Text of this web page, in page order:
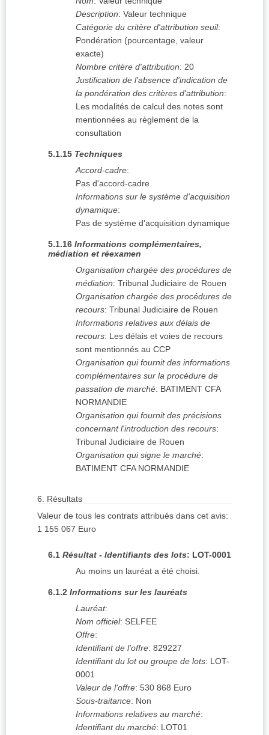
Description: Valeur technique
Catégorie du critère d'attribution seuil:
Pondération (pourcentage, valeur
exacte)
Nombre critère d'attribution: 20
Justification de l'absence d'indication de
la pondération des critères d'attribution:
Les modalités de calcul des notes sont
mentionnées au règlement de la
consultation
5.1.15 Techniques
Accord-cadre:
Pas d'accord-cadre
Informations sur le système d'acquisition
dynamique:
Pas de système d'acquisition dynamique
5.1.16 Informations complémentaires,
médiation et réexamen
Organisation chargée des procédures de
médiation: Tribunal Judiciaire de Rouen
Organisation chargée des procédures de
recours: Tribunal Judiciaire de Rouen
Informations relatives aux délais de
recours: Les délais et voies de recours
sont mentionnés au CCP
Organisation qui fournit des informations
complémentaires sur la procédure de
passation de marché: BATIMENT CFA
NORMANDIE
Organisation qui fournit des précisions
concernant l'introduction des recours:
Tribunal Judiciaire de Rouen
Organisation qui signe le marché:
BATIMENT CFA NORMANDIE
6. Résultats
Valeur de tous les contrats attribués dans cet avis:
1 155 067 Euro
6.1 Résultat - Identifiants des lots: LOT-0001
Au moins un lauréat a été choisi.
6.1.2 Informations sur les lauréats
Lauréat:
Nom officiel: SELFEE
Offre:
Identifiant de l'offre: 829227
Identifiant du lot ou groupe de lots: LOT-
0001
Valeur de l'offre: 530 868 Euro
Sous-traitance: Non
Informations relatives au marché:
Identifiant du marché: LOT01